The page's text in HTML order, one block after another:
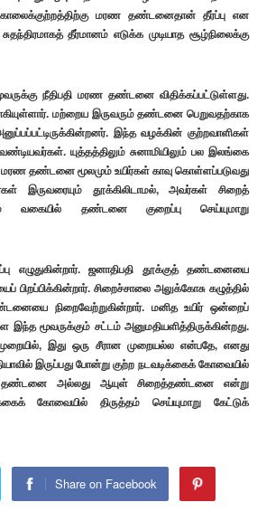
கொலைக்குற்றத்திற்கு மரண தண்டனைதான் தீர்ப்பு என
சுதந்திரமாகத் தீர்மானம் எடுக்க முடியாத சூழ்நிலைக்கு
நீதிபதி மரண தண்டனை விதிக்கப்பட்டுள்ளது.
மற்றைய இருவரும் தண்டனை பெறுவதற்காக
இந்த வழக்கின் குற்றவாளிகள்
யுத்தத்திலும் சுனாமியிலும் பல இலங்கை
தண்டனை மூலமும் உயிர்கள் காவு கொள்ளப்படுவது
இருவரையும் தூக்கிலிடாமல், அவர்கள் சிறைத்
வகையில் தண்டனை குறைப்பு செய்யுமாறு
எழுதுகின்றார். ஜனாதிபதி தூக்குத் தண்டனையை
சிறைச்சாலை அலுக்கோசு கழுத்தில்
நிறைவேற்றுகின்றார். மனித உயிர் ஒன்றைப்
இந்த மூவருக்கும் சட்டம் அனுமதியளித்திருக்கின்றது.
இது ஒரு சீரான முறையல்ல என்பதே, எனது
இருப்பது போன்று குற்ற நடவடிக்கைக் கோவையில்
தண்டனை அல்லது ஆயுள் சிறைத்தண்டனை என்று
கோவையில் திருத்தம் செய்யுமாறு கேட்டுக்
Share on Facebook